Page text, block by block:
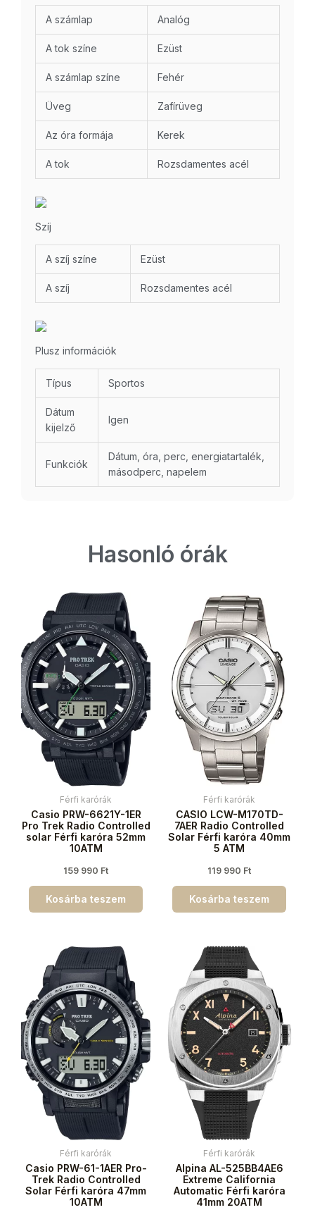
A számlap Analóg
A tok színe Ezüst
A számlap színe Fehér
Üveg Zafírüveg
Az óra formája Kerek
A tok Rozsdamentes acél
Szíj
A szíj színe Ezüst
A szíj Rozsdamentes acél
Plusz információk
Típus Sportos
Dátum
kijelző
Igen
Funkciók
Dátum, óra, perc, energiatartalék,
másodperc, napelem
Hasonló órák
Férfi karórák
Casio PRW-6621Y-1ER
Pro Trek Radio Controlled
solar Férfi karóra 52mm
10ATM
159 990 Ft
Kosárba teszem
Férfi karórák
CASIO LCW-M170TD-
7AER Radio Controlled
Solar Férfi karóra 40mm
5 ATM
119 990 Ft
Kosárba teszem
Férfi karórák
Casio PRW-61-1AER Pro-
Trek Radio Controlled
Solar Férfi karóra 47mm
10ATM
Férfi karórák
Alpina AL-525BB4AE6
Extreme California
Automatic Férfi karóra
41mm 20ATM